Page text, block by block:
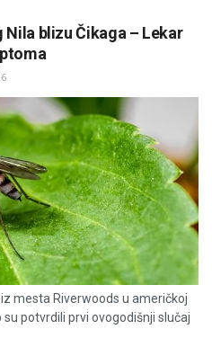
blizu Čikaga – Lekar
mesta Riverwoods u američkoj
potvrdili prvi ovogodišnji slučaj